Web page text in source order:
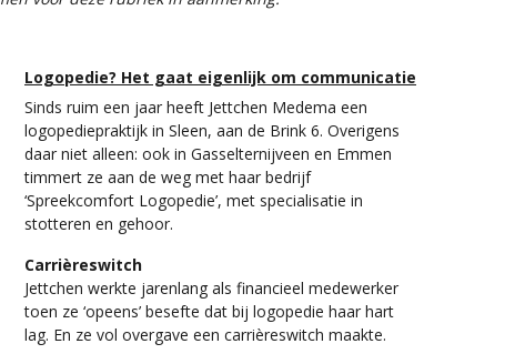
Logopedie? Het gaat eigenlijk om communicatie
Sinds ruim een jaar heeft Jettchen Medema een
logopediepraktijk in Sleen, aan de Brink 6. Overigens
daar niet alleen: ook in Gasselternijveen en Emmen
timmert ze aan de weg met haar bedrijf
‘Spreekcomfort Logopedie’, met specialisatie in
stotteren en gehoor.
Carrièreswitch
Jettchen werkte jarenlang als financieel medewerker
toen ze ‘opeens’ besefte dat bij logopedie haar hart
lag. En ze vol overgave een carrièreswitch maakte.